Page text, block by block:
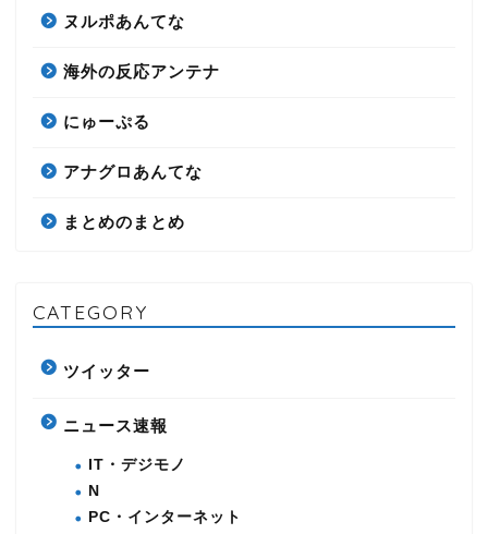
ヌルポあんてな
海外の反応アンテナ
にゅーぷる
アナグロあんてな
まとめのまとめ
CATEGORY
ツイッター
ニュース速報
IT・デジモノ
N
PC・インターネット